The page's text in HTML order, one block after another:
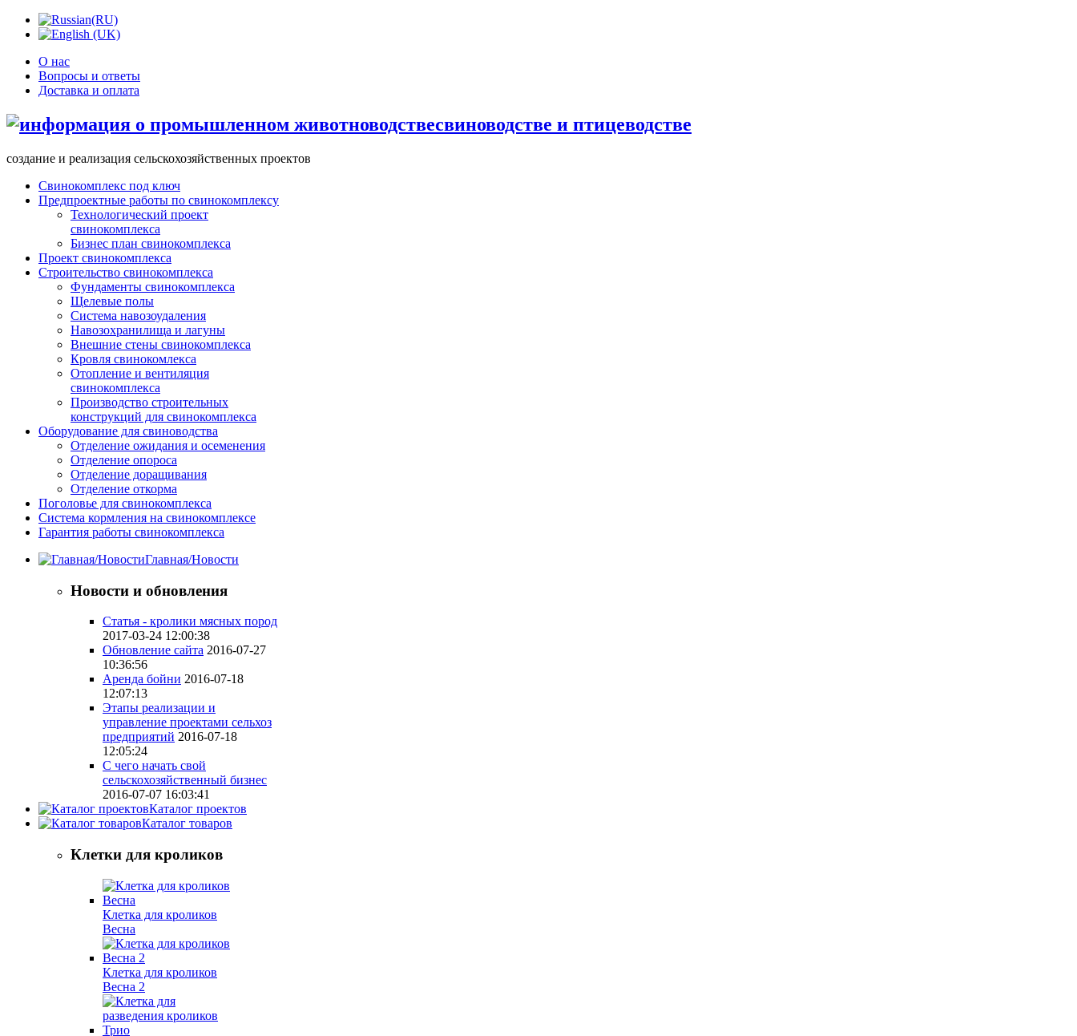
О нас
Вопросы и ответы
Доставка и оплата
создание и реализация сельскохозяйственных проектов
Свинокомплекс под ключ
Предпроектные работы по свинокомплексу
Технологический проект
свинокомплекса
Бизнес план свинокомплекса
Проект свинокомплекса
Строительство свинокомплекса
Фундаменты свинокомплекса
Щелевые полы
Система навозоудаления
Навозохранилища и лагуны
Внешние стены свинокомплекса
Кровля свинокомлекса
Отопление и вентиляция
свинокомплекса
Производство строительных
конструкций для свинокомплекса
Оборудование для свиноводства
Отделение ожидания и осеменения
Отделение опороса
Отделение доращивания
Отделение откорма
Поголовье для свинокомплекса
Система кормления на свинокомплексе
Гарантия работы свинокомплекса
Главная/Новости
Новости и обновления
Статья - кролики мясных пород
2017-03-24 12:00:38
Обновление сайта 2016-07-27
10:36:56
Аренда бойни 2016-07-18
12:07:13
Этапы реализации и
управление проектами сельхоз
предприятий 2016-07-18
12:05:24
С чего начать свой
сельскохозяйственный бизнес
2016-07-07 16:03:41
Каталог проектов
Каталог товаров
Клетки для кроликов
Клетка для кроликов
Весна
Клетка для кроликов
Весна 2